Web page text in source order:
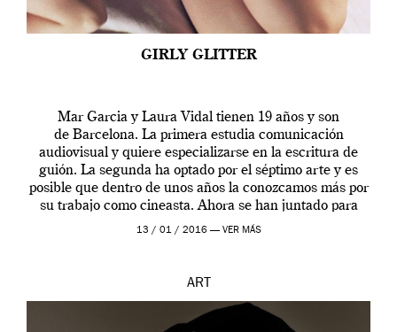
GIRLY GLITTER
Mar Garcia y Laura Vidal tienen 19 años y son
de Barcelona. La primera estudia comunicación
audiovisual y quiere especializarse en la escritura de
guión. La segunda ha optado por el séptimo arte y es
posible que dentro de unos años la conozcamos más por
su trabajo como cineasta. Ahora se han juntado para
contarnos una […]
13 / 01 / 2016 — VER MÁS
ART